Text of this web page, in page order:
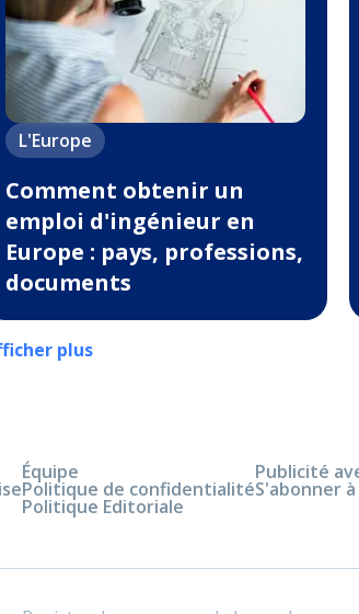
L'Europe
Comment obtenir un
emploi d'ingénieur en
Europe : pays, professions,
documents
plus
Équipe
Politique de confidentialité
Politique Editoriale
Publicité
S'abonner